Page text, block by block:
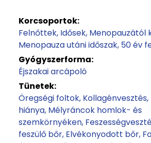
Korcsoportok:
Felnőttek Idősek Menopauzától
Menopauza utáni időszak 50 év
Gyógyszerforma:
Éjszakai arcápoló
Tünetek:
Öregségi foltok Kollagénvesztés
hiánya Mélyráncok homlok- és
szemkörnyéken
feszülő bőr Elvékonyodott bőr